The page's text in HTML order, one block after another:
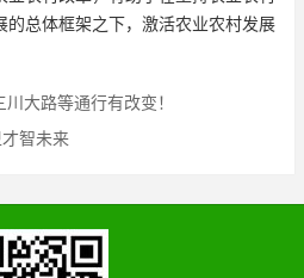
的总体框架之下，激活农业农村发展
大路等通行有改变！
智未来